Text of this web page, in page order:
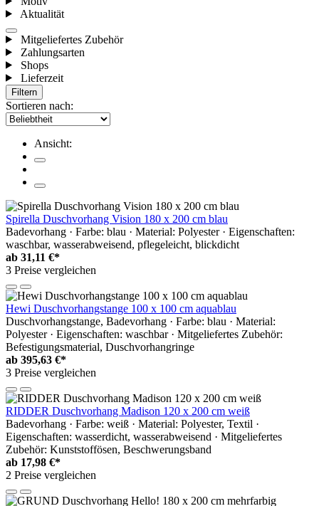
Aktualität
Mitgeliefertes Zubehör
Zahlungsarten
Shops
Lieferzeit
Filtern
Sortieren nach:
Ansicht:
Spirella Duschvorhang Vision 180 x 200 cm blau
Badevorhang · Farbe: blau · Material: Polyester · Eigenschaften:
waschbar, wasserabweisend, pflegeleicht, blickdicht
ab 31,11 €*
3 Preise vergleichen
Hewi Duschvorhangstange 100 x 100 cm aquablau
Duschvorhangstange, Badevorhang · Farbe: blau · Material:
Polyester · Eigenschaften: waschbar · Mitgeliefertes Zubehör:
Befestigungsmaterial, Duschvorhangringe
ab 395,63 €*
3 Preise vergleichen
RIDDER Duschvorhang Madison 120 x 200 cm weiß
Badevorhang · Farbe: weiß · Material: Polyester, Textil ·
Eigenschaften: wasserdicht, wasserabweisend · Mitgeliefertes
Zubehör: Kunststoffösen, Beschwerungsband
ab 17,98 €*
2 Preise vergleichen